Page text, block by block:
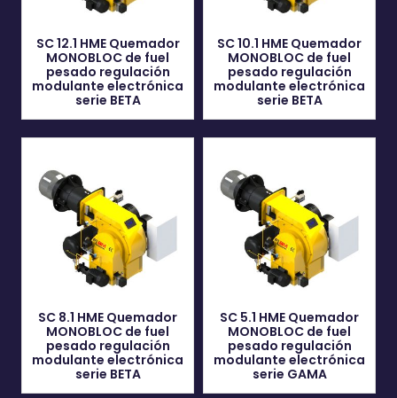
SC 12.1 HME Quemador
MONOBLOC de fuel
pesado regulación
modulante electrónica
serie BETA
SC 10.1 HME Quemador
MONOBLOC de fuel
pesado regulación
modulante electrónica
serie BETA
SC 8.1 HME Quemador
MONOBLOC de fuel
pesado regulación
modulante electrónica
serie BETA
SC 5.1 HME Quemador
MONOBLOC de fuel
pesado regulación
modulante electrónica
serie GAMA